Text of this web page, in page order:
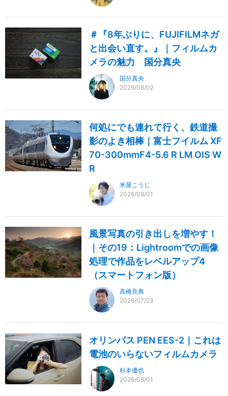
＃『8年ぶりに、FUJIFILMネガ
と出会い直す。』｜フィルムカ
メラの魅力 国分真央
国分真央
2026/08/02
何処にでも連れて行く、鉄道撮
影のよき相棒｜富士フイルム XF
70-300mmF4-5.6 R LM OIS W
R
米屋こうじ
2026/08/01
風景写真の引き出しを増やす！
｜その19：Lightroomでの画像
処理で作品をレベルアップ4
（スマートフォン版）
高橋良典
2026/07/23
オリンパス PEN EES-2｜これは
電池のいらないフィルムカメラ
杉本優也
2026/08/01